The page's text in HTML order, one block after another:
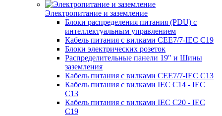
Электропитание и заземление
Блоки распределения питания (PDU) с
интеллектуальным управлением
Кабель питания с вилками CEE7/7-IEC C19
Блоки электрических розеток
Распределительные панели 19" и Шины
заземления
Кабель питания с вилками CEE7/7-IEC C13
Кабель питания с вилками IEC C14 - IEC
C13
Кабель питания с вилками IEC C20 - IEC
C19